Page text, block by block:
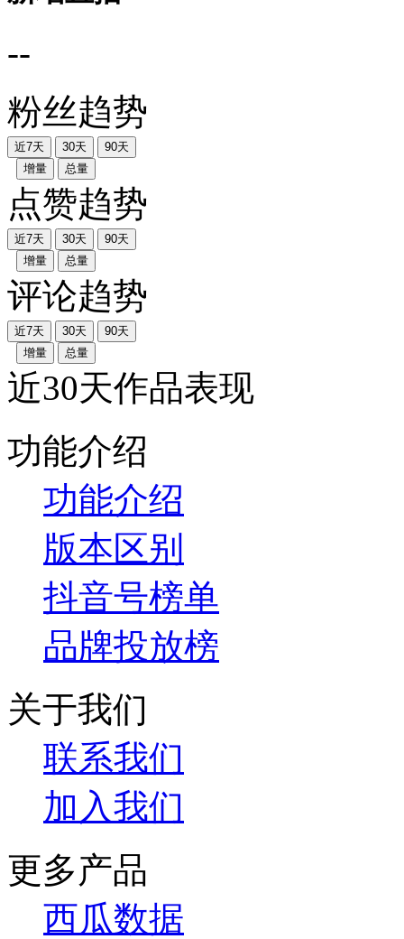
--
粉丝趋势
近7天 30天
90天
增量
总量
点赞趋势
近7天 30天
90天
增量
总量
评论趋势
近7天 30天
90天
增量
总量
近30天作品表现
功能介绍
功能介绍
版本区别
抖音号榜单
品牌投放榜
关于我们
联系我们
加入我们
更多产品
西瓜数据